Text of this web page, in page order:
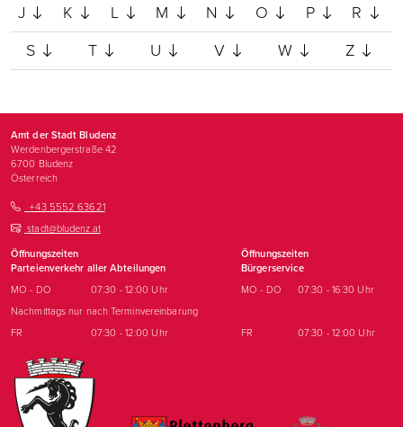
J
K L M N O P
R
S
T U V W Z
Amt der Stadt Bludenz
Werdenbergerstraße 42
6700 Bludenz
Österreich
+43 5552 63621
stadt@bludenz.at
Öffnungszeiten
Parteienverkehr aller Abteilungen
Öffnungszeiten
Bürgerservice
MO - DO
07:30 - 12:00 Uhr MO - DO
07:30 - 16:30 Uhr
Nachmittags nur nach Terminvereinbarung
FR
07:30 - 12:00 Uhr FR 07:30 - 12:00 Uhr